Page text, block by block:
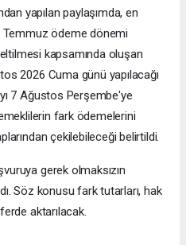
yapılan paylaşımda, en
Temmuz ödeme dönemi
kapsamında oluşan
2026 Cuma günü yapılacağı
7 Ağustos Perşembe'ye
fark ödemelerini
çekilebileceği belirtildi.
gerek olmaksızın
Söz konusu fark tutarları, hak
aktarılacak.